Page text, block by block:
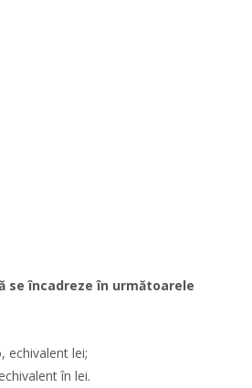
se încadreze în următoarele
echivalent lei;
în lei.